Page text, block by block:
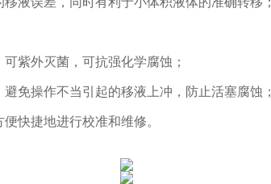
紫外灭菌，可抗强化学腐蚀；
免操作不当引起的移液上冲，防止活塞腐蚀；
快捷地进行校准和维修。